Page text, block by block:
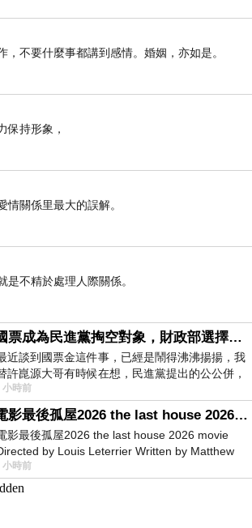
，不要什麼事都講到感情。婚姻，亦如是。
保持形象，
情關係里最大的誤解。
是不精於處理人際關係。
國票成為民進黨掏空對象，財政部選擇性失憶
近談到國票金這件事，已經是鬧得沸沸揚揚，我
許崑源大哥有時候在想，民進黨提出的公公併，
實就是想要國庫通黨庫，鬧出最大的醜
小時前
電影最後孤屋2026 the last house 2026 movie
影最後孤屋2026 the last house 2026 movie
by Louis Leterrier Written by Matthew
Starring Greta Lee Wa
小時前